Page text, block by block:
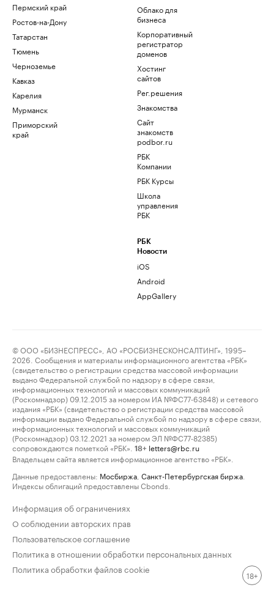
Пермский край
Ростов-на-Дону
Татарстан
Тюмень
Черноземье
Кавказ
Карелия
Мурманск
Приморский
край
Облако для
бизнеса
Корпоративный
регистратор
доменов
Хостинг
сайтов
Рег.решения
Знакомства
Сайт
знакомств
podbor.ru
РБК
Компании
РБК Курсы
Школа
управления
РБК
РБК
Новости
iOS
Android
AppGallery
© ООО «БИЗНЕСПРЕСС», АО «РОСБИЗНЕСКОНСАЛТИНГ», 1995–
2026. Сообщения и материалы информационного агентства «РБК»
(свидетельство о регистрации средства массовой информации
выдано Федеральной службой по надзору в сфере связи,
информационных технологий и массовых коммуникаций
(Роскомнадзор) 09.12.2015 за номером ИА №ФС77-63848) и сетевого
издания «РБК» (свидетельство о регистрации средства массовой
информации выдано Федеральной службой по надзору в сфере связи,
информационных технологий и массовых коммуникаций
(Роскомнадзор) 03.12.2021 за номером ЭЛ №ФС77-82385)
сопровождаются пометкой «РБК».
18+ letters@rbc.ru
Владельцем сайта является информационное агентство «РБК».
Данные предоставлены: Мосбиржа Санкт-Петербургская биржа
Индексы облигаций предоставлены Cbonds.
Информация об ограничениях
О соблюдении авторских прав
Пользовательское соглашение
Политика в отношении обработки персональных данных
Политика обработки файлов cookie
18+